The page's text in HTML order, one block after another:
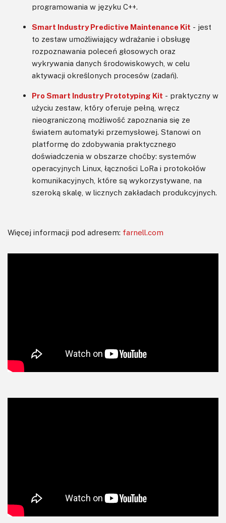
programowania w języku C++.
Smart Industry Predictive Maintenance Kit - jest
to zestaw umożliwiający wdrażanie i obsługę
rozpoznawania poleceń głosowych oraz
wykrywania danych środowiskowych, w celu
aktywacji określonych procesów (zadań).
Pro Smart Industry Prototyping Kit - praktyczny w
użyciu zestaw, który oferuje pełną, wręcz
nieograniczoną możliwość zapoznania się ze
światem automatyki przemysłowej. Stanowi on
platformę do zdobywania praktycznego
doświadczenia w obszarze choćby: systemów
operacyjnych Linux, łączności LoRa i protokołów
komunikacyjnych, które są wykorzystywane, na
szeroką skalę, w licznych zakładach produkcyjnych.
Więcej informacji pod adresem: farnell.com